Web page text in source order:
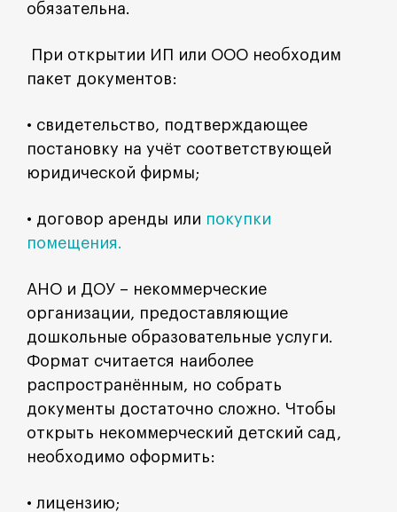
обязательна.
При открытии ИП или ООО необходим
пакет документов:
• свидетельство, подтверждающее
постановку на учёт соответствующей
юридической фирмы;
• договор аренды или покупки
помещения.
АНО и ДОУ – некоммерческие
организации, предоставляющие
дошкольные образовательные услуги.
Формат считается наиболее
распространённым, но собрать
документы достаточно сложно. Чтобы
открыть некоммерческий детский сад,
необходимо оформить:
• лицензию;